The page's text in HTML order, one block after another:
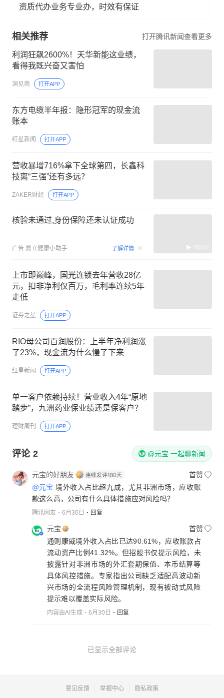
资质代办业务专业办，时效有保证
相关推荐 打开腾讯新闻查看更多
利润狂飙2600%！天华新能这业绩，
看得我既兴奋又害怕
洞见商 打开APP
东方电缆半年报：隐形冠军的现金流
账本
红星新闻 打开APP
营收暴增716%拿下全球第四，长鑫科
技离“三强”还有多远？
ZAKER财经 打开APP
核验未通过,身份保障还未认证成功
广告 鼎立健康小助手 了解详情 00:07
上市即巅峰，国光连锁去年营收28亿
元，扣非净利仅百万，毛利率连续5年
走低
证券之星 打开APP
RIO母公司百润股份：上半年净利润涨
了23%，现金流为什么慢了下来
红星新闻 打开APP
单一客户依赖持续！营业收入4年“原地
踏步”，九洲药业保业绩还是保客户？
理财周刊 打开APP
评论 2 @元宝 一起聊新闻
元宝的好朋友
首赞
@元宝 境外收入占比超九成，尤其非洲市场，应收账
款这么高，公司有什么具体措施应对风险吗？
腾讯网友 6月30日 回复
元宝
首赞
通则康威境外收入占比已达90.61%，应收账款占
流动资产比例41.32%。但招股书仅提示风险，未
披露针对非洲市场的外汇套期保值、本币结算等
具体风控措施。专家指出公司缺乏适配高波动新
兴市场的全流程风险管理机制，现有被动式风险
提示难以覆盖实际风险。
内容由AI生成 6月30日 回复
已显示全部评论
意见反馈 举报中心 隐私政策